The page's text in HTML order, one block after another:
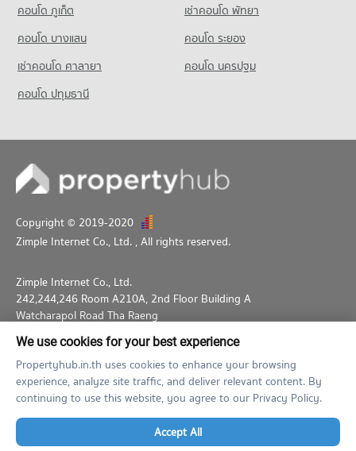
คอนโด ภูเก็ต
เช่าคอนโด พัทยา
คอนโด บางแสน
คอนโด ระยอง
เช่าคอนโด ศาลายา
คอนโด นครปฐม
คอนโด ปทุมธานี
Copyright © 2019-2020
Zimple Internet Co., Ltd. , All rights reserved.
Zimple Internet Co., Ltd.
242,244,246 Room A210A, 2nd Floor Building A
Watcharapol Road Tha Raeng
Bang Khen Bangkok 10230
02-026-3049
support@propertyhub.in.th
Term of Service
Privacy Policy Contact
Verified by
We use cookies for your best experience
Propertyhub.in.th uses cookies to enhance your browsing
experience, analyze site traffic, and deliver relevant content. By
continuing to use this website, you agree to our Privacy Policy.
Accept All